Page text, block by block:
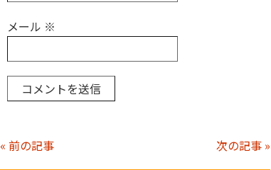
メール ※
« 前の記事 次の記事 »